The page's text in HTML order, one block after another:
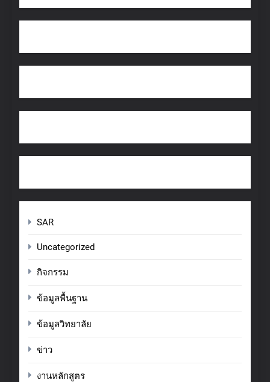
SAR
Uncategorized
กิจกรรม
ข้อมูลพื้นฐาน
ข้อมูลวิทยาลัย
ข่าว
งานหลักสูตร